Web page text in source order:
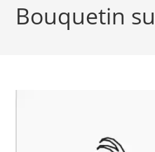
Bouquetin